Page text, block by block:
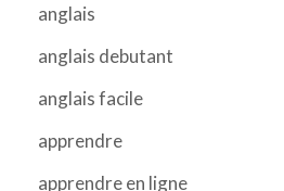
anglais
anglais debutant
anglais facile
apprendre
apprendre en ligne